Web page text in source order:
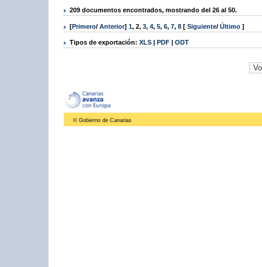
209 documentos encontrados, mostrando del 26 al 50.
[Primero/ Anterior] 1, 2, 3, 4, 5, 6, 7, 8 [ Siguiente/ Último ]
Tipos de exportación: XLS | PDF | ODT
© Gobierno de Canarias